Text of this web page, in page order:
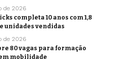
de 2026
completa 10 anos com 1,8
unidades vendidas
de 2026
80 vagas para formação
mobilidade